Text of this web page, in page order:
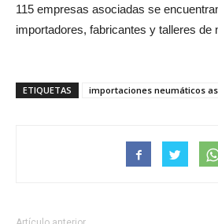
115 empresas asociadas se
importadores, fabricantes y talleres de
ETIQUETAS importaciones neumáticos